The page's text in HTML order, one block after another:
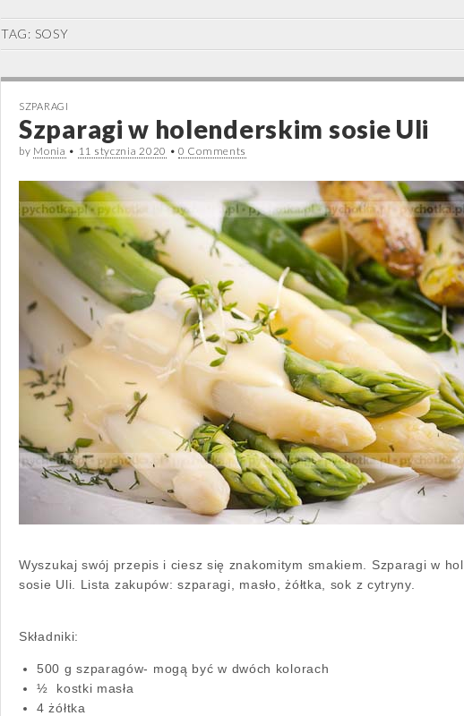
TAG: SOSY
SZPARAGI
Szparagi w holenderskim sosie Uli
by Monia • 11 stycznia 2020 •0 Comments
Wyszukaj swój przepis i ciesz się znakomitym smakiem. Szparagi w
sosie Uli. Lista zakupów: szparagi, masło, żółtka, sok z cytryny.
Składniki:
500 g szparagów- mogą być w dwóch kolorach
½ kostki masła
4 żółtka